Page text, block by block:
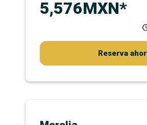
5,576MXN*
Reserva